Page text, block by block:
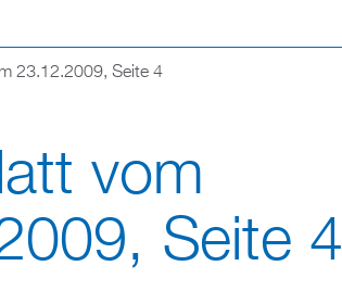
23.12.2009, Seite 4
vom
Seite 4